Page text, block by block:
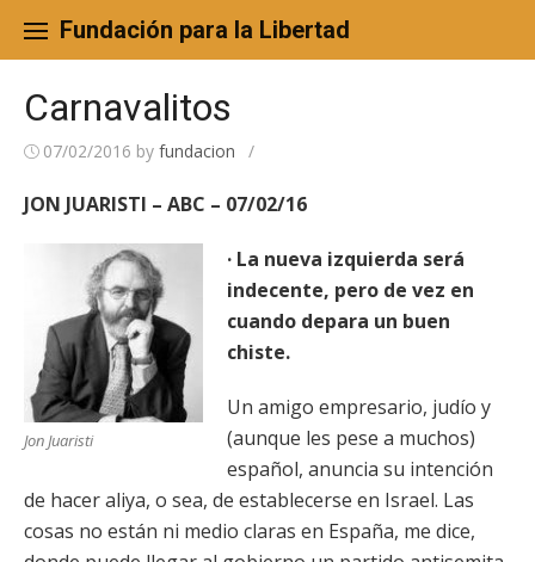
content
Fundación para la Libertad
Carnavalitos
07/02/2016 by fundacion /
JON JUARISTI – ABC – 07/02/16
Jon Juaristi
· La nueva izquierda será
indecente, pero de vez en
cuando depara un buen
chiste.
Un amigo empresario, judío y
(aunque les pese a muchos)
español, anuncia su intención
de hacer aliya, o sea, de establecerse en Israel. Las
cosas no están ni medio claras en España, me dice,